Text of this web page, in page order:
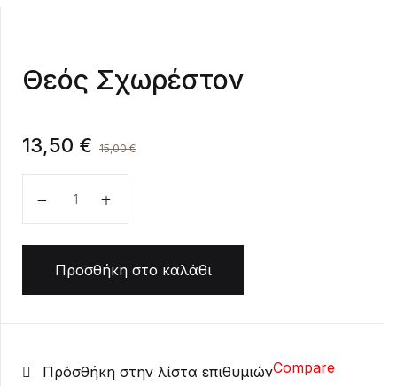
Θεός Σχωρέστον
13,50 € 15,00€
Προσθήκη στο καλάθι
Πρόσθήκη στην λίστα επιθυμιώνCompare